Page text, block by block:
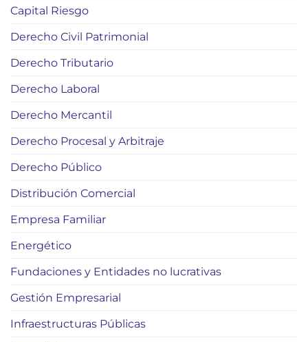
Capital Riesgo
Derecho Civil Patrimonial
Derecho Tributario
Derecho Laboral
Derecho Mercantil
Derecho Procesal y Arbitraje
Derecho Público
Distribución Comercial
Empresa Familiar
Energético
Fundaciones y Entidades no lucrativas
Gestión Empresarial
Infraestructuras Públicas